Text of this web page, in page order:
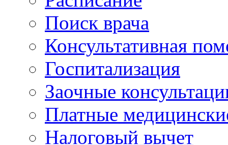
Поиск врача
Консультативная
Госпитализация
Заочные
Платные
Налоговый вычет